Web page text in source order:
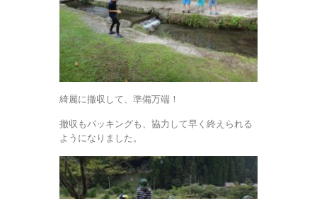
綺麗に撤収して、準備万端！
撤収もパッキングも、協力して早く終えられる
ようになりました。